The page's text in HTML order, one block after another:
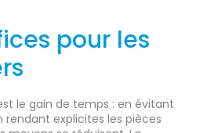
pour les
le gain de temps : en évitant
explicites les pièces